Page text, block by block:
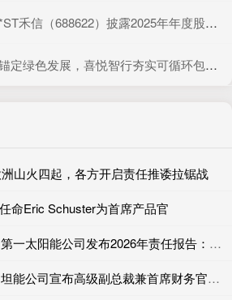
）披露2025年年度股东会决议公告，5月22日股价上涨3.33%
色发展，喜悦智行夯实可循环包装行业优势
山火四起，各方开启责任推诿拉锯战
命Eric Schuster为首席产品官
炒股什么是杠杆原理 第一太阳能公司发布2026年责任报告：本土制造创造多重价值
股票配资是什么意思 坦能公司宣布高级副总裁兼首席财务官Fay West将退休